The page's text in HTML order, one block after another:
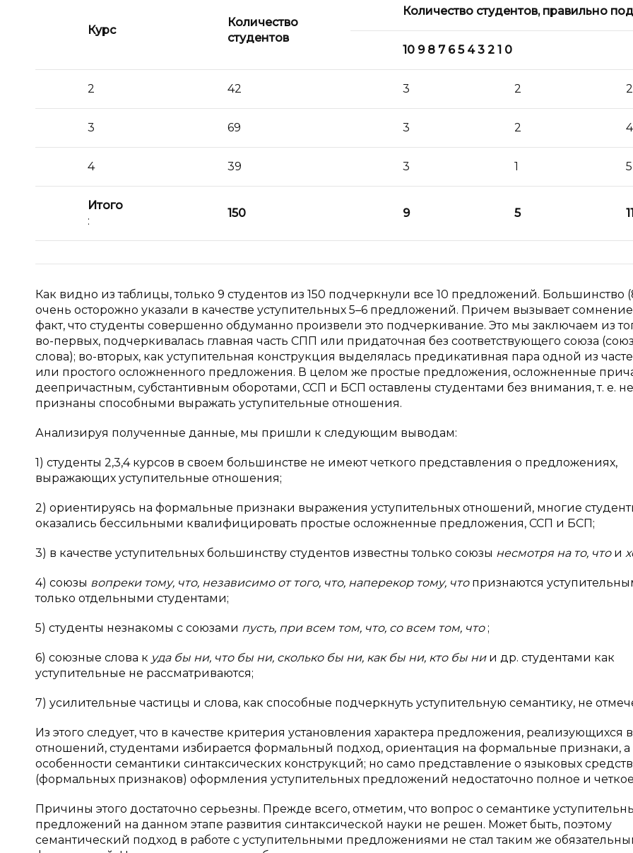
Курс
Количество
студентов
Количество студентов, правильно
10 9 8 7 6 5 4 3 2 1 0
2 42 3 2 2
3 69 3 2 4
4 39 3 1 5
Итого
:
150 9 5 11
Как видно из таблицы, только 9 студентов из 150 подчеркнули все 10 предложений. Большинство
очень осторожно указали в качестве уступительных 5–6 предложений. Причем вызывает сомнение
факт, что студенты совершенно обдуманно произвели это подчеркивание. Это мы заключаем из
во-первых, подчеркивалась главная часть СПП или придаточная без соответствующего союза
слова); во-вторых, как уступительная конструкция выделялась предикативная пара одной из
или простого осложненного предложения. В целом же простые предложения, осложненные
деепричастным, субстантивным оборотами, ССП и БСП оставлены студентами без внимания, т. е. не
признаны способными выражать уступительные отношения.
Анализируя полученные данные, мы пришли к следующим выводам:
1) студенты 2,3,4 курсов в своем большинстве не имеют четкого представления о предложениях,
выражающих уступительные отношения;
2) ориентируясь на формальные признаки выражения уступительных отношений, многие
оказались бессильными квалифицировать простые осложненные предложения, ССП и БСП;
3) в качестве уступительных большинству студентов известны только союзы несмотря на то, что и
4) союзы вопреки тому, что, независимо от того, что, наперекор тому, что признаются
только отдельными студентами;
5) студенты незнакомы с союзами пусть, при всем том, что, со всем том, что ;
6) союзные слова к уда бы ни, что бы ни, сколько бы ни, как бы ни, кто бы ни и др. студентами как
уступительные не рассматриваются;
7) усилительные частицы и слова, как способные подчеркнуть уступительную семантику, не
Из этого следует, что в качестве критерия установления характера предложения, реализующихся
отношений, студентами избирается формальный подход, ориентация на формальные признаки, а
особенности семантики синтаксических конструкций; но само представление о языковых
(формальных признаков) оформления уступительных предложений недостаточно полное и
Причины этого достаточно серьезны. Прежде всего, отметим, что вопрос о семантике
предложений на данном этапе развития синтаксической науки не решен. Может быть, поэтому
семантический подход в работе с уступительными предложениями не стал таким же